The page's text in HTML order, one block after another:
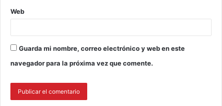
Web
Guarda mi nombre, correo electrónico y web en este
navegador para la próxima vez que comente.